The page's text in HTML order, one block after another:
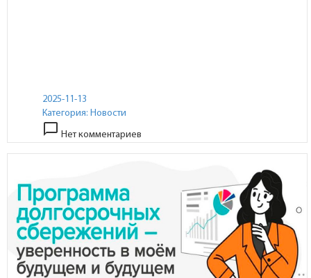
2025-11-13
Категория: Новости
chat_bubble_outline Нет комментариев